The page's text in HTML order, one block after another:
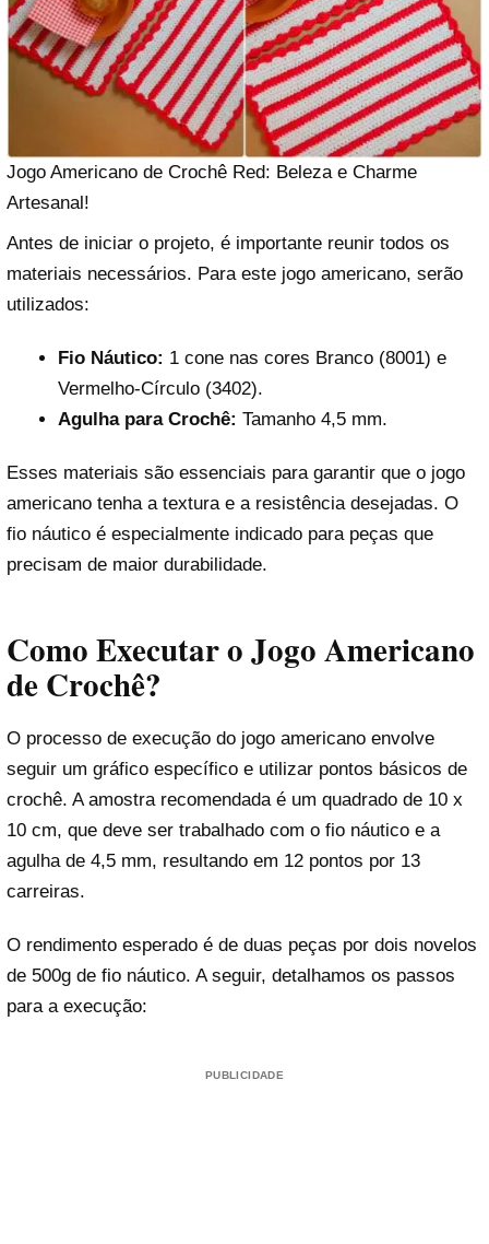
Jogo Americano de Crochê Red: Beleza e Charme
Artesanal!
Antes de iniciar o projeto, é importante reunir todos os
materiais necessários. Para este jogo americano, serão
utilizados:
Fio Náutico: 1 cone nas cores Branco (8001) e
Vermelho-Círculo (3402).
Agulha para Crochê: Tamanho 4,5 mm.
Esses materiais são essenciais para garantir que o jogo
americano tenha a textura e a resistência desejadas. O
fio náutico é especialmente indicado para peças que
precisam de maior durabilidade.
Como Executar o Jogo Americano
de Crochê?
O processo de execução do jogo americano envolve
seguir um gráfico específico e utilizar pontos básicos de
crochê. A amostra recomendada é um quadrado de 10 x
10 cm, que deve ser trabalhado com o fio náutico e a
agulha de 4,5 mm, resultando em 12 pontos por 13
carreiras.
O rendimento esperado é de duas peças por dois novelos
de 500g de fio náutico. A seguir, detalhamos os passos
para a execução:
PUBLICIDADE